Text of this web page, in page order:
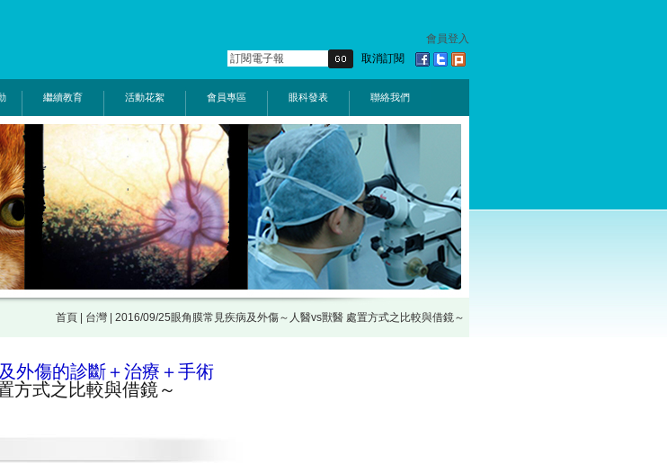
會員登入
取消訂閱
繼續教育 活動花絮 會員專區 眼科發表 聯絡我們
首頁 台灣 | 2016/09/25眼角膜常見疾病及外傷～人醫vs獸醫 處置方式之比較與借鏡～
外傷的診斷＋治療＋手術
方式之比較與借鏡～